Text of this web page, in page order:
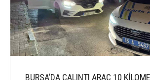
BURSA’DA ÇALINTI ARAÇ 10